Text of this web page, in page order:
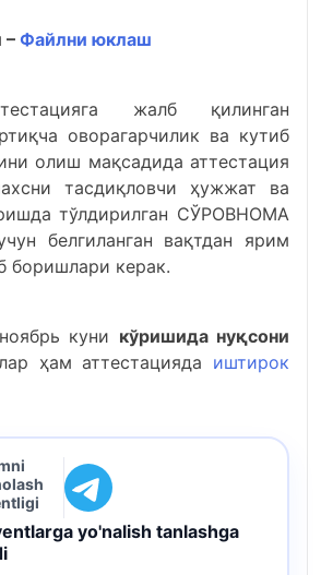
– Файлни юклаш
жалб қилинган
оворагарчилик ва кутиб
олиш мақсадида аттестация
тасдиқловчи ҳужжат ва
тўлдирилган СЎРОВНОМА
белгиланган вақтдан ярим
боришлари керак.
куни кўришида нуқсони
ҳам аттестацияда иштирок
yo'nalish tanlashga